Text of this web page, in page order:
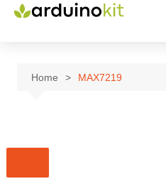
Home MAX7219